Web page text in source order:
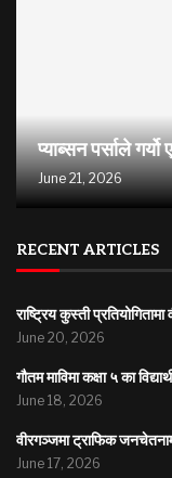
प्याब्सन पर्साले
June 21, 2026
RECENT ARTICLES
राष्ट्रिय कुस्ती
June 20, 2026
गौतम माविमा कक्षा ५ का
June 18, 2026
वीरगञ्जमा ट्राफिक
June 17, 2026